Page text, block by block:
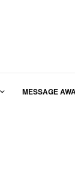
MESSAGE